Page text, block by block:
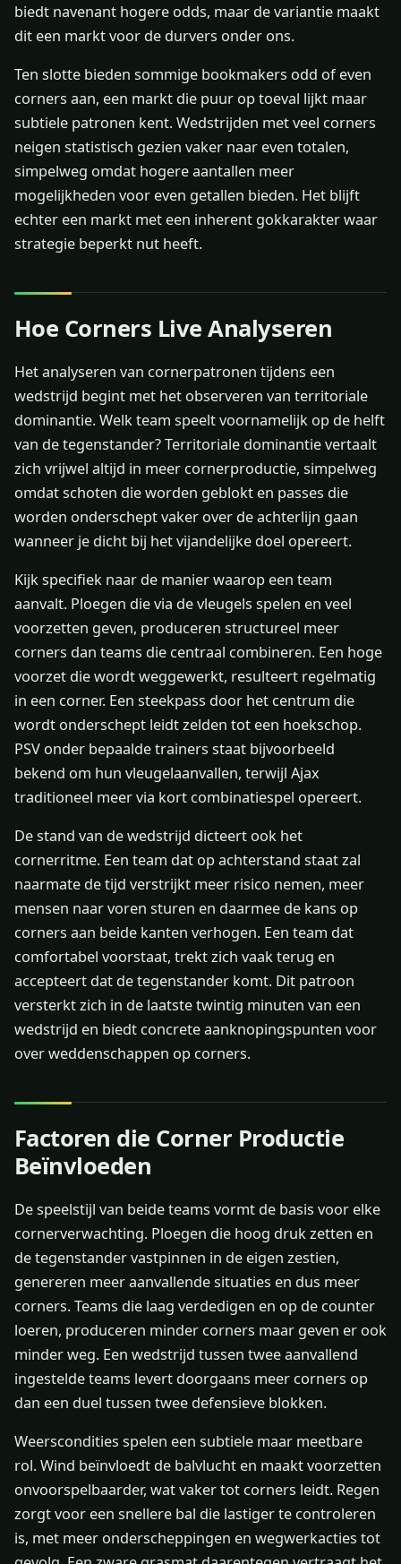
biedt navenant hogere odds, maar de variantie maakt
dit een markt voor de durvers onder ons.
Ten slotte bieden sommige bookmakers odd of even
corners aan, een markt die puur op toeval lijkt maar
subtiele patronen kent. Wedstrijden met veel corners
neigen statistisch gezien vaker naar even totalen,
simpelweg omdat hogere aantallen meer
mogelijkheden voor even getallen bieden. Het blijft
echter een markt met een inherent gokkarakter waar
strategie beperkt nut heeft.
Hoe Corners Live Analyseren
Het analyseren van cornerpatronen tijdens een
wedstrijd begint met het observeren van territoriale
dominantie. Welk team speelt voornamelijk op de helft
van de tegenstander? Territoriale dominantie vertaalt
zich vrijwel altijd in meer cornerproductie, simpelweg
omdat schoten die worden geblokt en passes die
worden onderschept vaker over de achterlijn gaan
wanneer je dicht bij het vijandelijke doel opereert.
Kijk specifiek naar de manier waarop een team
aanvalt. Ploegen die via de vleugels spelen en veel
voorzetten geven, produceren structureel meer
corners dan teams die centraal combineren. Een hoge
voorzet die wordt weggewerkt, resulteert regelmatig
in een corner. Een steekpass door het centrum die
wordt onderschept leidt zelden tot een hoekschop.
PSV onder bepaalde trainers staat bijvoorbeeld
bekend om hun vleugelaanvallen, terwijl Ajax
traditioneel meer via kort combinatiespel opereert.
De stand van de wedstrijd dicteert ook het
cornerritme. Een team dat op achterstand staat zal
naarmate de tijd verstrijkt meer risico nemen, meer
mensen naar voren sturen en daarmee de kans op
corners aan beide kanten verhogen. Een team dat
comfortabel voorstaat, trekt zich vaak terug en
accepteert dat de tegenstander komt. Dit patroon
versterkt zich in de laatste twintig minuten van een
wedstrijd en biedt concrete aanknopingspunten voor
over weddenschappen op corners.
Factoren die Corner Productie
Beïnvloeden
De speelstijl van beide teams vormt de basis voor elke
cornerverwachting. Ploegen die hoog druk zetten en
de tegenstander vastpinnen in de eigen zestien,
genereren meer aanvallende situaties en dus meer
corners. Teams die laag verdedigen en op de counter
loeren, produceren minder corners maar geven er ook
minder weg. Een wedstrijd tussen twee aanvallend
ingestelde teams levert doorgaans meer corners op
dan een duel tussen twee defensieve blokken.
Weerscondities spelen een subtiele maar meetbare
rol. Wind beïnvloedt de balvlucht en maakt voorzetten
onvoorspelbaarder, wat vaker tot corners leidt. Regen
zorgt voor een snellere bal die lastiger te controleren
is, met meer onderscheppingen en wegwerkacties tot